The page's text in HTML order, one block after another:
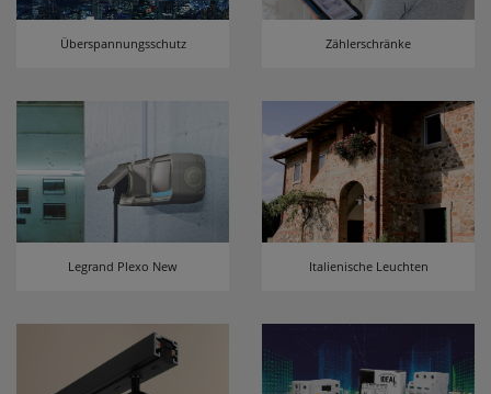
Überspannungsschutz Zählerschränke
Legrand Plexo New Italienische Leuchten